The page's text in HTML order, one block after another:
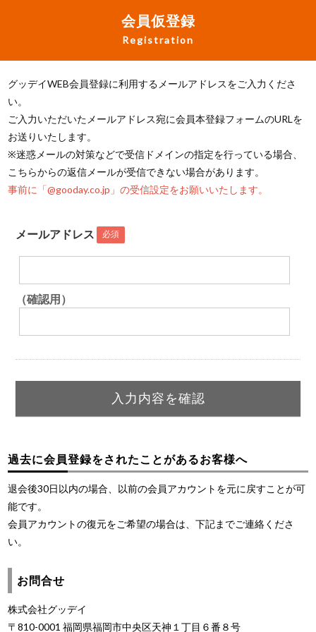
会員仮登録
Registration
グッデイWEB会員登録に利用するメールアドレスをご入力くださ
い。
ご入力いただいたメールアドレス宛に会員本登録フォームのURLを
お送りいたします。
※迷惑メールの対策などで受信ドメインの指定を行っている場合、
こちらからの返信メールが受信できない場合があります。
事前に「@gooday.co.jp」の受信設定をお願いいたします。
メールアドレス 必須
（確認用）
過去に会員登録をされたことがあるお客様へ
退会後30日以内の場合、以前の会員アカウントを元に戻すことが可
能です。
会員アカウントの復元をご希望の場合は、下記までご連絡くださ
い。
お問合せ
株式会社グッデイ
〒810-0001 福岡県福岡市中央区天神１丁目６番８号